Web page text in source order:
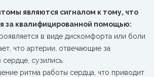
являются сигналом к тому, что
за квалифицированной помощью:
в виде дискомфорта или боли
что артерии, отвечающие за
сузились.
ритма работы сердца, что приводит